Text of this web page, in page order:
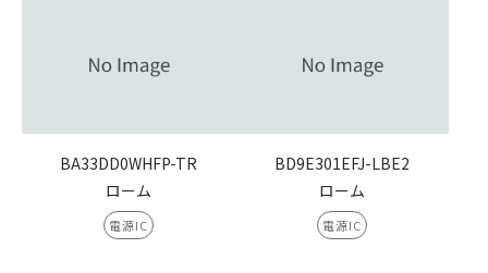
BA33DD0WHFP-TR
ローム
電源IC
BD9E301EFJ-LBE2
ローム
電源IC